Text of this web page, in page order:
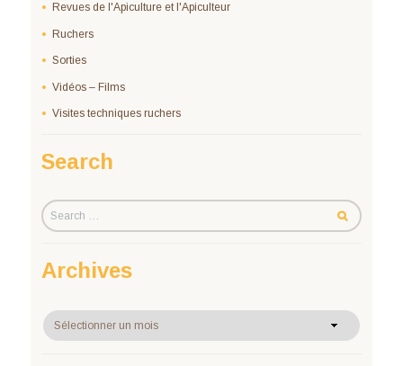
Revues de l'Apiculture et l'Apiculteur
Ruchers
Sorties
Vidéos – Films
Visites techniques ruchers
Search
Archives
Archives